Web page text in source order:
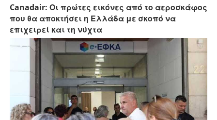
Canadair: Οι πρώτες εικόνες από το αεροσκάφος
που θα αποκτήσει η Ελλάδα με σκοπό να
επιχειρεί και τη νύχτα